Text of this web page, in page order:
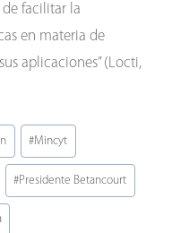
facilitar la
en materia de
aplicaciones” (Locti,
#Mincyt
#Presidente Betancourt